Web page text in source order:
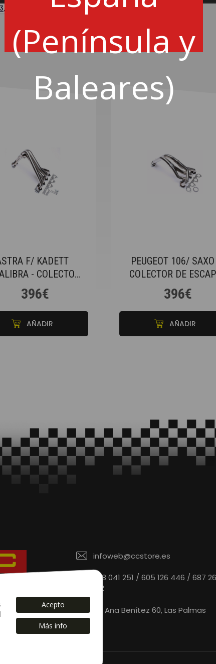
Acepto
Más info
(Península y
Baleares)
F/ KADETT
- COLECTOR
DE ESCAPE
396€
AÑADIR
PEUGEOT 106/
COLECTOR DE
396€
AÑADIR
infoweb@ccstore.es
828 041 251 / 605 126 446 / 687
912
C/ Ana Benítez 60, Las Palmas